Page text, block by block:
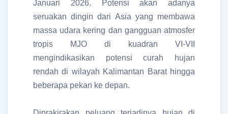
Januari 2026. Potensi akan adanya
seruakan dingin dari Asia yang membawa
massa udara kering dan gangguan atmosfer
tropis MJO di kuadran VI-VII
mengindikasikan potensi curah hujan
rendah di wilayah Kalimantan Barat hingga
beberapa pekan ke depan.